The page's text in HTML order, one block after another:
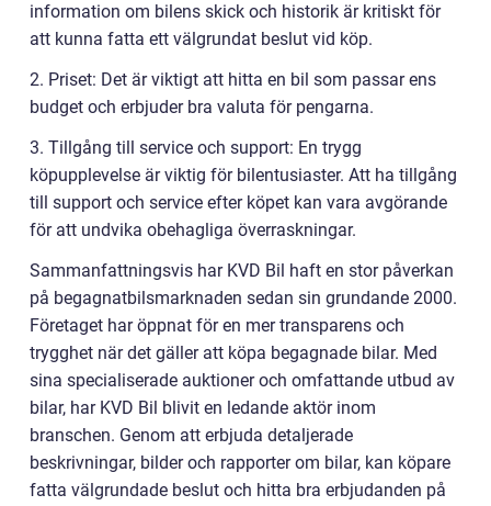
information om bilens skick och historik är kritiskt för
att kunna fatta ett välgrundat beslut vid köp.
2. Priset: Det är viktigt att hitta en bil som passar ens
budget och erbjuder bra valuta för pengarna.
3. Tillgång till service och support: En trygg
köpupplevelse är viktig för bilentusiaster. Att ha tillgång
till support och service efter köpet kan vara avgörande
för att undvika obehagliga överraskningar.
Sammanfattningsvis har KVD Bil haft en stor påverkan
på begagnatbilsmarknaden sedan sin grundande 2000.
Företaget har öppnat för en mer transparens och
trygghet när det gäller att köpa begagnade bilar. Med
sina specialiserade auktioner och omfattande utbud av
bilar, har KVD Bil blivit en ledande aktör inom
branschen. Genom att erbjuda detaljerade
beskrivningar, bilder och rapporter om bilar, kan köpare
fatta välgrundade beslut och hitta bra erbjudanden på